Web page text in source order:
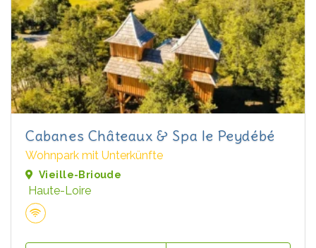
Cabanes Châteaux & Spa le Peydébé
Wohnpark mit Unterkünfte
Vieille-Brioude
Haute-Loire